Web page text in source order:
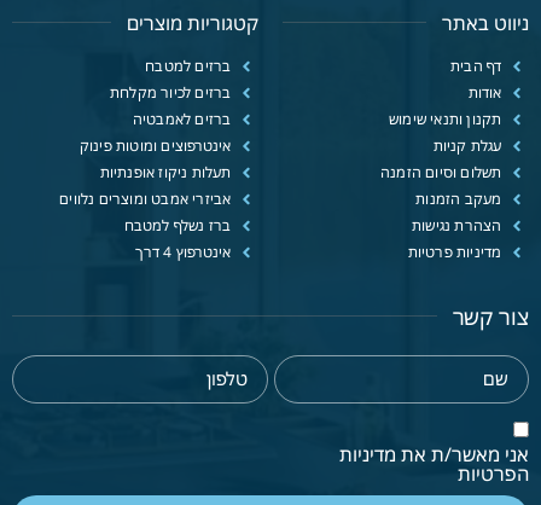
ניווט באתר
דף הבית
אודות
תקנון ותנאי שימוש
עגלת קניות
תשלום וסיום הזמנה
מעקב הזמנות
הצהרת נגישות
מדיניות פרטיות
קטגוריות מוצרים
ברזים למטבח
ברזים לכיור מקלחת
ברזים לאמבטיה
אינטרפוצים ומוטות פינוק
תעלות ניקוז אופנתיות
אביזרי אמבט ומוצרים נלווים
ברז נשלף למטבח
אינטרפוץ 4 דרך
צור קשר
אני מאשר/ת את מדיניות
הפרטיות